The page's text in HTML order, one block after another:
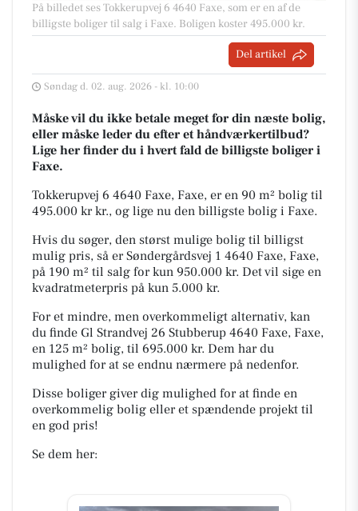
På billedet ses Tokkerupvej 6 4640 Faxe, som er en af de
billigste boliger til salg i Faxe. Boligen koster 495.000 kr.
Del artikel
Søndag d. 02. aug. 2026 - kl. 10:00
Måske vil du ikke betale meget for din næste bolig,
eller måske leder du efter et håndværkertilbud?
Lige her finder du i hvert fald de billigste boliger i
Faxe.
Tokkerupvej 6 4640 Faxe, Faxe, er en 90 m² bolig til
495.000 kr kr., og lige nu den billigste bolig i Faxe.
Hvis du søger, den størst mulige bolig til billigst
mulig pris, så er Søndergårdsvej 1 4640 Faxe, Faxe,
på 190 m² til salg for kun 950.000 kr. Det vil sige en
kvadratmeterpris på kun 5.000 kr.
For et mindre, men overkommeligt alternativ, kan
du finde Gl Strandvej 26 Stubberup 4640 Faxe, Faxe,
en 125 m² bolig, til 695.000 kr. Dem har du
mulighed for at se endnu nærmere på nedenfor.
Disse boliger giver dig mulighed for at finde en
overkommelig bolig eller et spændende projekt til
en god pris!
Se dem her: